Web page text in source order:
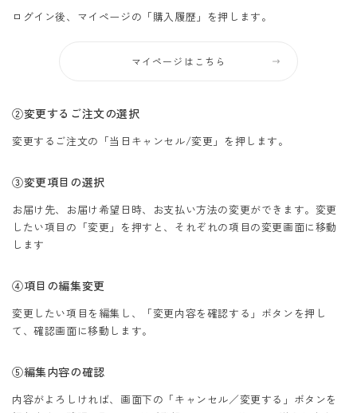
ログイン後、マイページの「購入履歴」を押します。
マイページはこちら
②変更するご注文の選択
変更するご注文の「当日キャンセル/変更」を押します。
③変更項目の選択
お届け先、お届け希望日時、お支払い方法の変更ができます。変更
したい項目の「変更」を押すと、それぞれの項目の変更画面に移動
します
④項目の編集変更
変更したい項目を編集し、「変更内容を確認する」ボタンを押し
て、確認画面に移動します。
⑤編集内容の確認
内容がよろしければ、画面下の「キャンセル／変更する」ボタンを